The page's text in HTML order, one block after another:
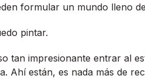
formular un mundo lleno
pintar.
tan impresionante entrar al
Ahí­ están, es nada más de